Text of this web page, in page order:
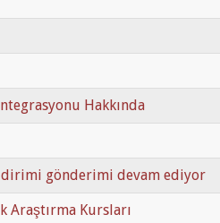
Hakkında
gönderimi devam ediyor
Araştırma Kursları